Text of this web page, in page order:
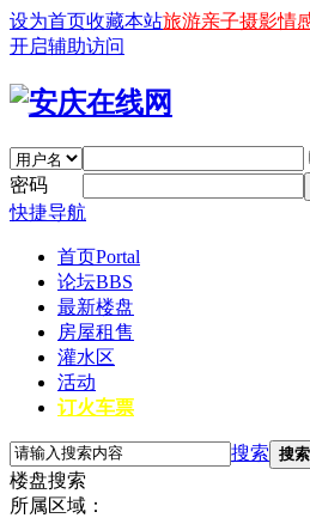
设为首页收藏本站旅游亲子摄影情
开启辅助访问
密码
快捷导航
首页Portal
论坛BBS
最新楼盘
房屋租售
灌水区
活动
订火车票
搜索 搜索
楼盘搜索
所属区域：